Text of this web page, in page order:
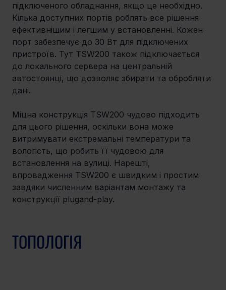
підключеного обладнання, якщо це необхідно.
Кілька доступних портів роблять все рішення
ефективнішим і легшим у встановленні. Кожен
порт забезпечує до 30 Вт для підключених
пристроїв. Тут TSW200 також підключається
до локального сервера на центральній
автостоянці, що дозволяє збирати та обробляти
дані.
Міцна конструкція TSW200 чудово підходить
для цього рішення, оскільки вона може
витримувати екстремальні температури та
вологість, що робить її чудовою для
встановлення на вулиці. Нарешті,
впровадження TSW200 є швидким і простим
завдяки численним варіантам монтажу та
конструкції plugand-play.
ТОПОЛОГІЯ